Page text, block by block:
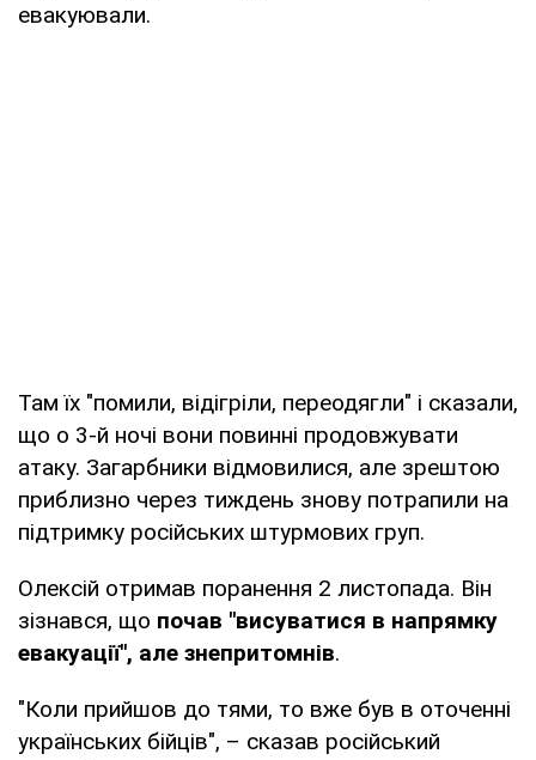
евакуювали.
Там їх "помили, відігріли, переодягли" і сказали,
що о 3-й ночі вони повинні продовжувати
атаку. Загарбники відмовилися, але зрештою
приблизно через тиждень знову потрапили на
підтримку російських штурмових груп.
Олексій отримав поранення 2 листопада. Він
зізнався, що почав "висуватися в напрямку
евакуації", але знепритомнів.
"Коли прийшов до тями, то вже був в оточенні
українських бійців", – сказав російський